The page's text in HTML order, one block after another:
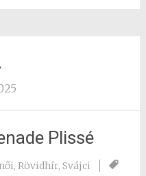
Plissé
női, Rövidhír, Svájci